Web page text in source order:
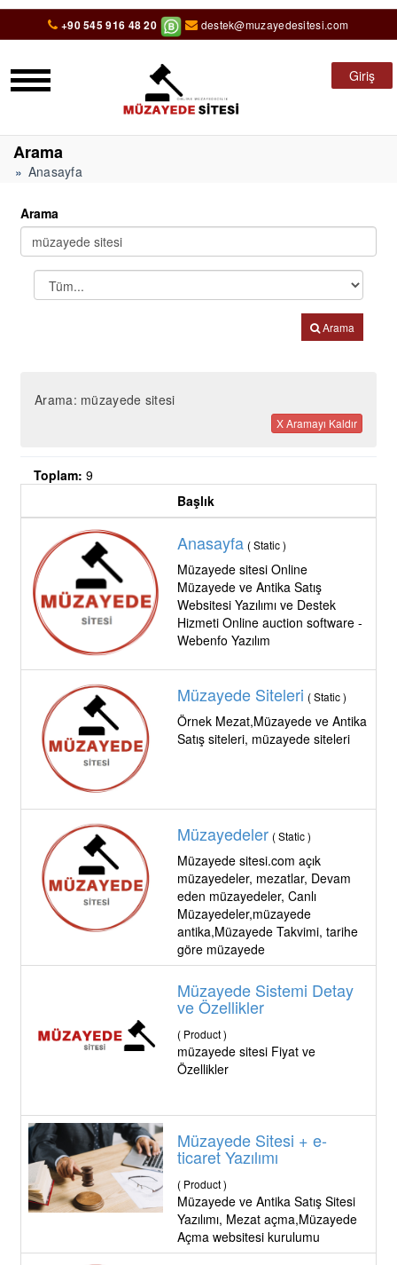
+90 545 916 48 20 destek@muzayedesitesi.com
Giriş
Arama
Anasayfa
Arama
Arama
Arama: müzayede sitesi
X Aramayı Kaldır
Toplam: 9
Başlık
Anasayfa ( Static )
Müzayede sitesi Online
Müzayede ve Antika Satış
Websitesi Yazılımı ve Destek
Hizmeti Online auction software -
Webenfo Yazılım
Müzayede Siteleri ( Static )
Örnek Mezat,Müzayede ve Antika
Satış siteleri, müzayede siteleri
Müzayedeler ( Static )
Müzayede sitesi.com açık
müzayedeler, mezatlar, Devam
eden müzayedeler, Canlı
Müzayedeler,müzayede
antika,Müzayede Takvimi, tarihe
göre müzayede
Müzayede Sistemi Detay
ve Özellikler
( Product )
müzayede sitesi Fiyat ve
Özellikler
Müzayede Sitesi + e-
ticaret Yazılımı
( Product )
Müzayede ve Antika Satış Sitesi
Yazılımı, Mezat açma,Müzayede
Açma websitesi kurulumu